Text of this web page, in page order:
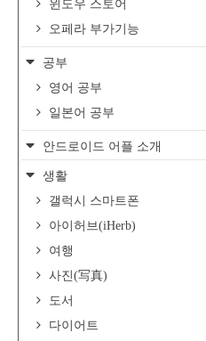
윈도우 스토어
오페라 부가기능
공부
영어 공부
일본어 공부
안드로이드 어플 소개
생활
갤럭시 스마트폰
아이허브(iHerb)
여행
사진(写真)
도서
다이어트